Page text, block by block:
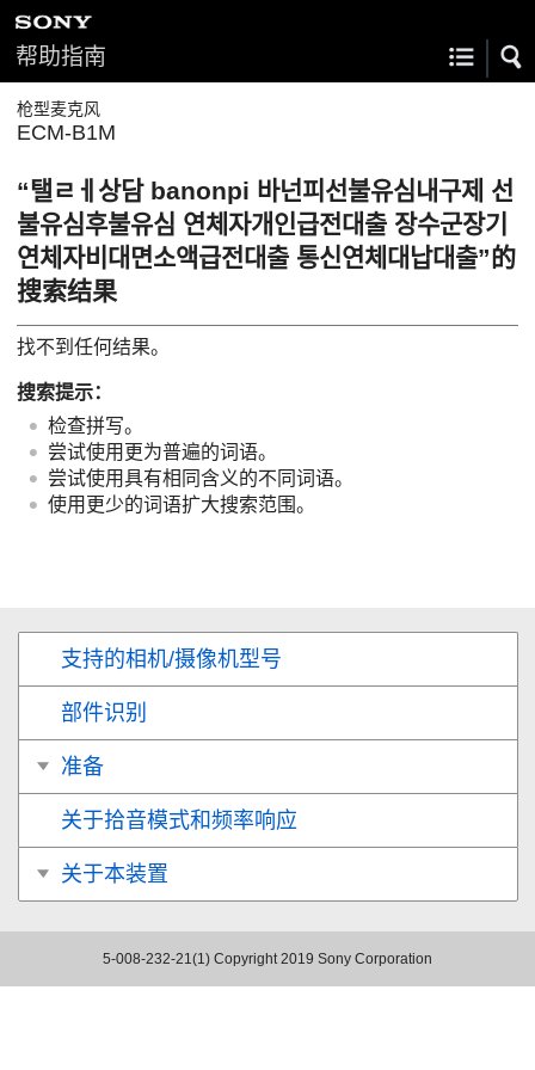
帮助指南
枪型麦克风
ECM-B1M
“탤ㄹㅔ상담 banonpi 바넌피선불유심내구제 선
불유심후불유심 연체자개인급전대출 장수군장기
연체자비대면소액급전대출 통신연체대납대출”的
搜索结果
找不到任何结果。
搜索提示：
检查拼写。
尝试使用更为普遍的词语。
尝试使用具有相同含义的不同词语。
使用更少的词语扩大搜索范围。
支持的相机/摄像机型号
部件识别
准备
关于拾音模式和频率响应
关于本装置
5-008-232-21(1) Copyright 2019 Sony Corporation